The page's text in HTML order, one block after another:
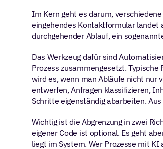
Im Kern geht es darum,
eingehendes Kontaktformular landet
durchgehender Ablauf, ein
Das Werkzeug dafür sind
Prozess zusammengesetzt.
wird es, wenn man Abläufe nicht nur
entwerfen, Anfragen klassifizieren,
Schritte eigenständig abarbeiten.
Wichtig ist die Abgrenzung in zwei
eigener Code ist optional. Es geht
liegt im System. Wer Prozesse mit